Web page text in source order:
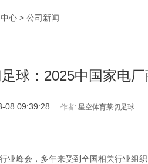
心 > 公司新闻
球：2025中国家电
08 09:39:28 作者: 星空体育莱切足球
峰会，多年来受到全国相关行业组织